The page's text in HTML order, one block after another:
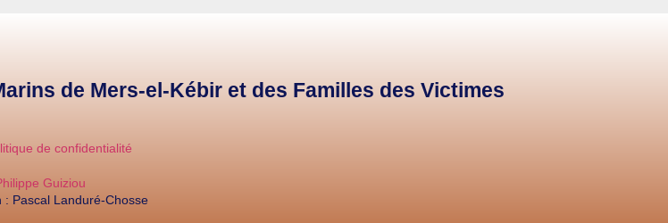
de Mers-el-Kébir et des Familles des Victimes
de confidentialité
Guiziou
Pascal Landuré-Chosse